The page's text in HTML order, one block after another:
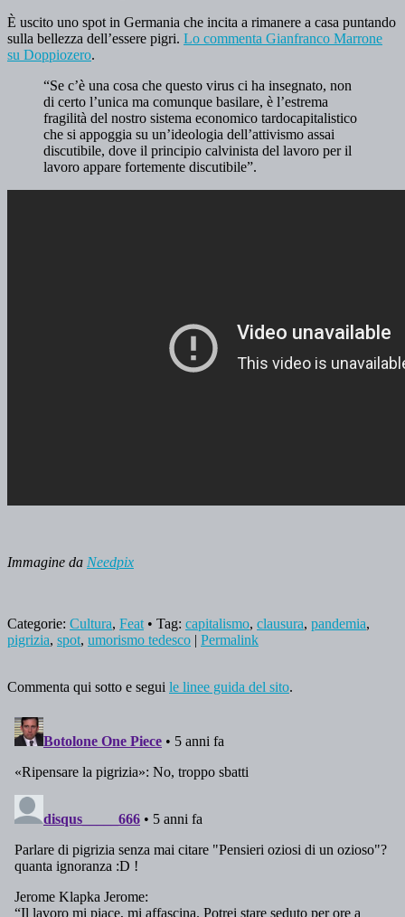
È uscito uno spot in Germania che incita a rimanere a casa puntando
sulla bellezza dell’essere pigri. Lo commenta Gianfranco Marrone
su Doppiozero.
“Se c’è una cosa che questo virus ci ha insegnato, non
di certo l’unica ma comunque basilare, è l’estrema
fragilità del nostro sistema economico tardocapitalistico
che si appoggia su un’ideologia dell’attivismo assai
discutibile, dove il principio calvinista del lavoro per il
lavoro appare fortemente discutibile”.
Immagine da Needpix
Categorie: Cultura, Feat • Tag: capitalismo, clausura, pandemia,
pigrizia, spot, umorismo tedesco | Permalink
Commenta qui sotto e segui le linee guida del sito.